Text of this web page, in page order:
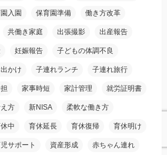
入園 保育園準備 働き方改革
共働き家庭 出張撮影 出産報告
妊娠報告 子どもの体調不良
かけ 子連れランチ 子連れ旅行
家事時短 家計管理 就労証明書
方 新NISA 柔軟な働き方
中 育休延長 育休復帰 育休明け
サポート 資産形成 赤ちゃん連れ